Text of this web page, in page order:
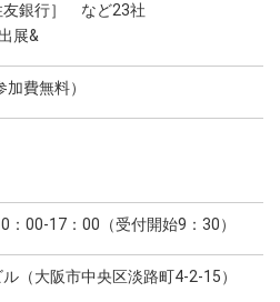
住友銀行］ など23社
展&
費無料）
：00-17：00（受付開始9：30）
（大阪市中央区淡路町4-2-15）